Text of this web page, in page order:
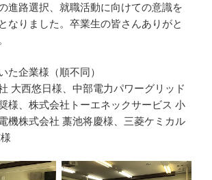
進路選択、就職活動に向けての意識を
なりました。卒業生の皆さんありがと
た企業様（順不同）
大西悠日様、中部電力パワーグリッド
、株式会社トーエネックサービス 小
機株式会社 藁池将慶様、三菱ケミカル